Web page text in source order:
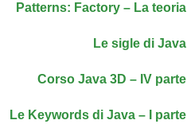
Patterns: Factory – La teoria
Le sigle di Java
Corso Java 3D – IV parte
Le Keywords di Java – I parte